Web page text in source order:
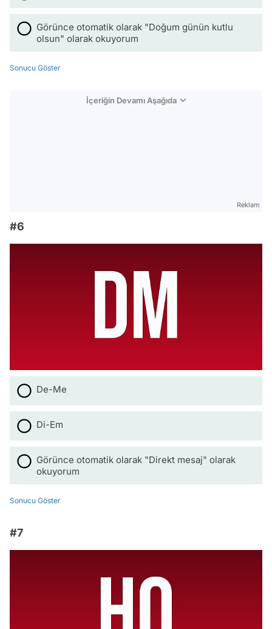
Görünce otomatik olarak "Doğum günün kutlu
olsun" olarak okuyorum
Sonucu Göster
İçeriğin Devamı Aşağıda
Reklam
#6
De-Me
Di-Em
Görünce otomatik olarak "Direkt mesaj" olarak
okuyorum
Sonucu Göster
#7